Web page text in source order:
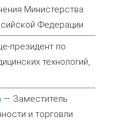
Министерства
Федерации
президент по
технологий,
— Заместитель
и торговли